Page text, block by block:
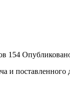
154
и